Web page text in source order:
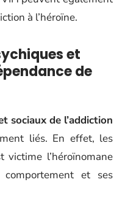
à l’héroïne.
et
de
sociaux de l’addiction
liés. En effet, les
l’héroïnomane
et ses